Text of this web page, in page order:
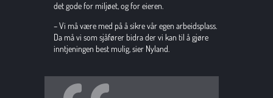
det gode for miljøet, og for eieren.
– Vi må være med på å sikre vår egen arbeidsplass.
Da må vi som sjåfører bidra der vi kan til å gjøre
inntjeningen best mulig, sier Nyland.